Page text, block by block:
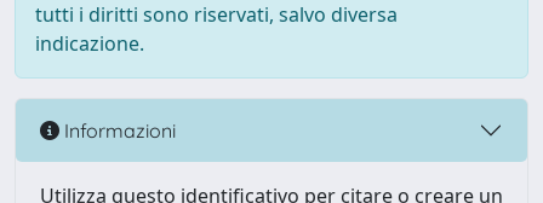
tutti i diritti sono riservati, salvo diversa
indicazione.
Informazioni
Utilizza questo identificativo per citare o creare un